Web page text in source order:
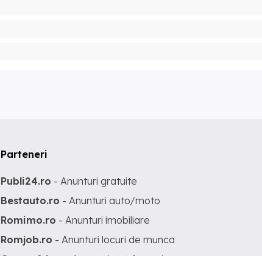
Parteneri
Publi24.ro - Anunturi gratuite
Bestauto.ro - Anunturi auto/moto
Romimo.ro - Anunturi imobiliare
Romjob.ro - Anunturi locuri de munca